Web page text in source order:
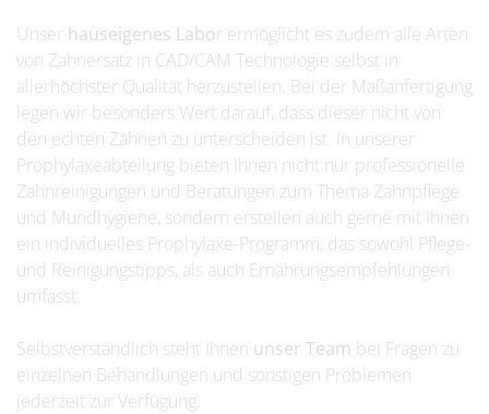
Unser hauseigenes Labor ermöglicht es zudem alle Arten
von Zahnersatz in CAD/CAM Technologie selbst in
allerhöchster Qualität herzustellen. Bei der Maßanfertigung
legen wir besonders Wert darauf, dass dieser nicht von
den echten Zähnen zu unterscheiden ist. In unserer
Prophylaxeabteilung bieten Ihnen nicht nur professionelle
Zahnreinigungen und Beratungen zum Thema Zahnpflege
und Mundhygiene, sondern erstellen auch gerne mit Ihnen
ein individuelles Prophylaxe-Programm, das sowohl Pflege-
und Reinigungstipps, als auch Ernährungsempfehlungen
umfasst.
Selbstverständlich steht Ihnen unser Team bei Fragen zu
einzelnen Behandlungen und sonstigen Problemen
jederzeit zur Verfügung.